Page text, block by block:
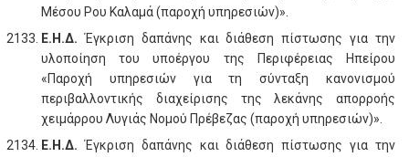
Μέσου Ρου Καλαμά (παροχή υπηρεσιών)».
Ε.Η.Δ.Έγκριση δαπάνης και διάθεση πίστωσης για την
υλοποίηση του υποέργου της Περιφέρειας Ηπείρου
«Παροχή υπηρεσιών για τη σύνταξη κανονισμού
περιβαλλοντικής διαχείρισης της λεκάνης απορροής
χειμάρρου Λυγιάς Νομού Πρέβεζας (παροχή υπηρεσιών)».
Ε.Η.Δ.Έγκριση δαπάνης και διάθεση πίστωσης για την